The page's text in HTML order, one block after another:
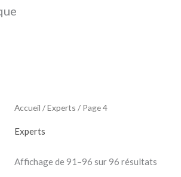
Accueil /Experts / Page 4
Experts
Affichage de 91–96 sur 96 résultats